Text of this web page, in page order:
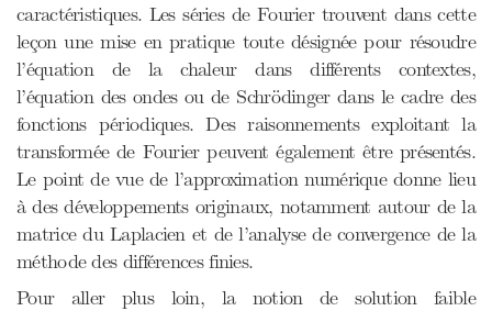
caractéristiques. Les séries de Fourier trouvent dans cette
leçon une mise en pratique toute désignée pour résoudre
l’équation de la chaleur dans différents contextes,
l’équation des ondes ou de Schrödinger dans le cadre des
fonctions périodiques. Des raisonnements exploitant la
transformée de Fourier peuvent également être présentés.
Le point de vue de l’approximation numérique donne lieu
à des développements originaux, notamment autour de la
matrice du Laplacien et de l’analyse de convergence de la
méthode des différences finies.
Pour aller plus loin, la notion de solution faible